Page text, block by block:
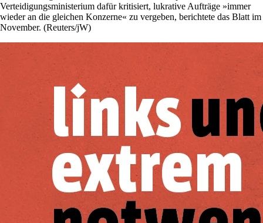
Verteidigungsministerium dafür kritisiert, lukrative Aufträge »immer
wieder an die gleichen Konzerne« zu vergeben, berichtete das Blatt im
November. (Reuters/jW)